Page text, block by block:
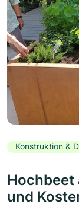
Konstruktion &
Hochbeet
und